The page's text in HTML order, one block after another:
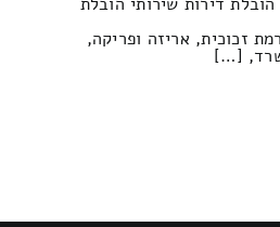
זכוכית, אריזה ופריקה,
[…]